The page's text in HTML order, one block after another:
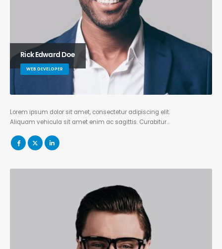
Rick Edward Doe
WEB DEVELOPER
Lorem ipsum dolor sit amet, consectetur adipiscing elit.
Aliquam vehicula sit amet enim ac sagittis. Curabitur…